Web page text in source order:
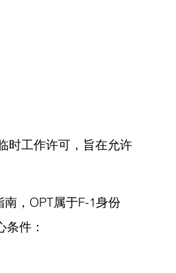
时工作许可，旨在允许
，OPT属于F-1身份
件：